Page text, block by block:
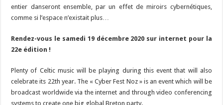
entier danseront ensemble, par un effet de miroirs cybernétiques,
comme si l’espace n’existait plus…
Rendez-vous le samedi 19 décembre 2020 sur internet pour la
22e édition !
Plenty of Celtic music will be playing during this event that will also
celebrate its 22th year. The « Cyber Fest Noz » is an event which will be
broadcast worldwide via the internet and through video conferencing
systems to create one big global Breton party.